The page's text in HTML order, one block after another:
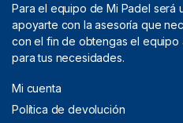
Para el equipo de Mi Padel será
apoyarte con la asesoría que
con el fin de obtengas el equipo
para tus necesidades.
Mi cuenta
Política de devolución